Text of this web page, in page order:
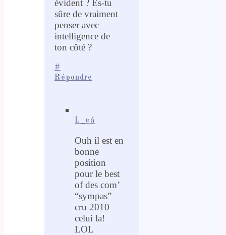
évident ? Es-tu
sûre de vraiment
penser avec
intelligence de
ton côté ?
#
Répondre
L_eá
Ouh il est en
bonne
position
pour le best
of des com’
“sympas”
cru 2010
celui la!
LOL